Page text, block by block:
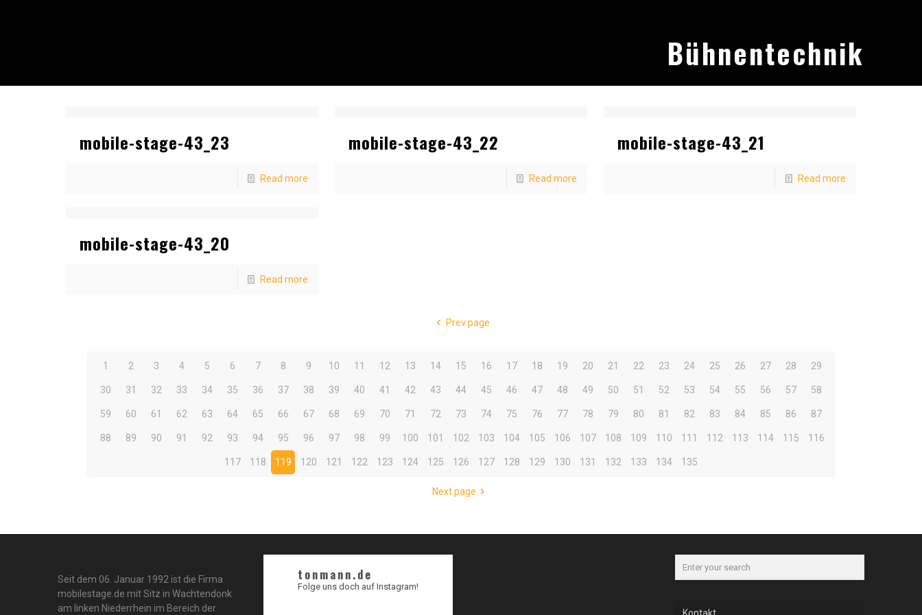
Bühnentechnik
mobile-stage-43_23
Read more
mobile-stage-43_22
Read more
mobile-stage-43_21
Read more
mobile-stage-43_20
Read more
Prev page
1 2 3 4 5 6 7 8 9 10 11 12 13 14 15 16 17 18 19 20 21 22 23 24 25 26 27 28 29
30 31 32 33 34 35 36 37 38 39 40 41 42 43 44 45 46 47 48 49 50 51 52 53 54 55 56 57 58
59 60 61 62 63 64 65 66 67 68 69 70 71 72 73 74 75 76 77 78 79 80 81 82 83 84 85 86 87
88 89 90 91 92 93 94 95 96 97 98 99 100 101 102 103 104 105 106 107 108 109 110 111 112 113 114 115 116
117 118 119 120 121 122 123 124 125 126 127 128 129 130 131 132 133 134 135
Next page
Seit dem 06. Januar 1992 ist die Firma
mobilestage.de mit Sitz in Wachtendonk
am linken Niederrhein im Bereich der
tonmann.de
Folge uns doch auf Instagram!